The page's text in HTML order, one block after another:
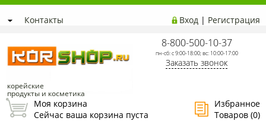
Контакты Вход | Регистрация
корейские
продукты и косметика
8-800-500-10-37
пн-сб: с 9:00-18:00; вс: 10:00-17:00
Заказать звонок
Избранное
Товаров (0)
Моя корзина
Сейчас ваша корзина пуста